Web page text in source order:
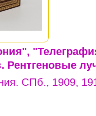
Рентгеновые
СПб., 1909,